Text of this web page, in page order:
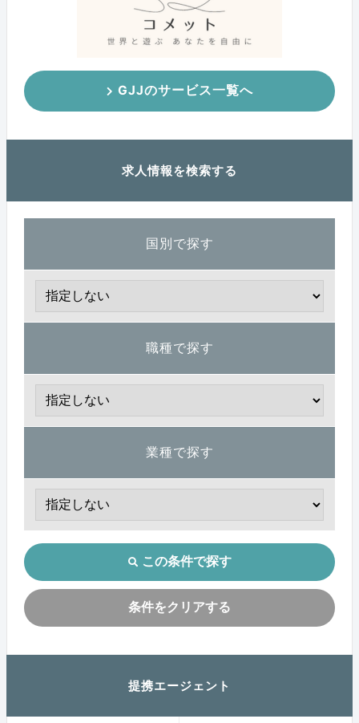
GJJのサービス一覧へ
求人情報を検索する
国別で探す
職種で探す
業種で探す
この条件で探す
条件をクリアする
提携エージェント